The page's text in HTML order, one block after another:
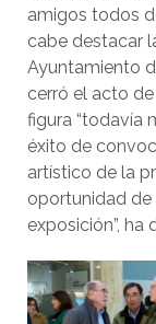
amigos todos
cabe destacar
Ayuntamiento
cerró el acto
figura “todavía
éxito de
artístico de la
oportunidad de
exposición”, ha